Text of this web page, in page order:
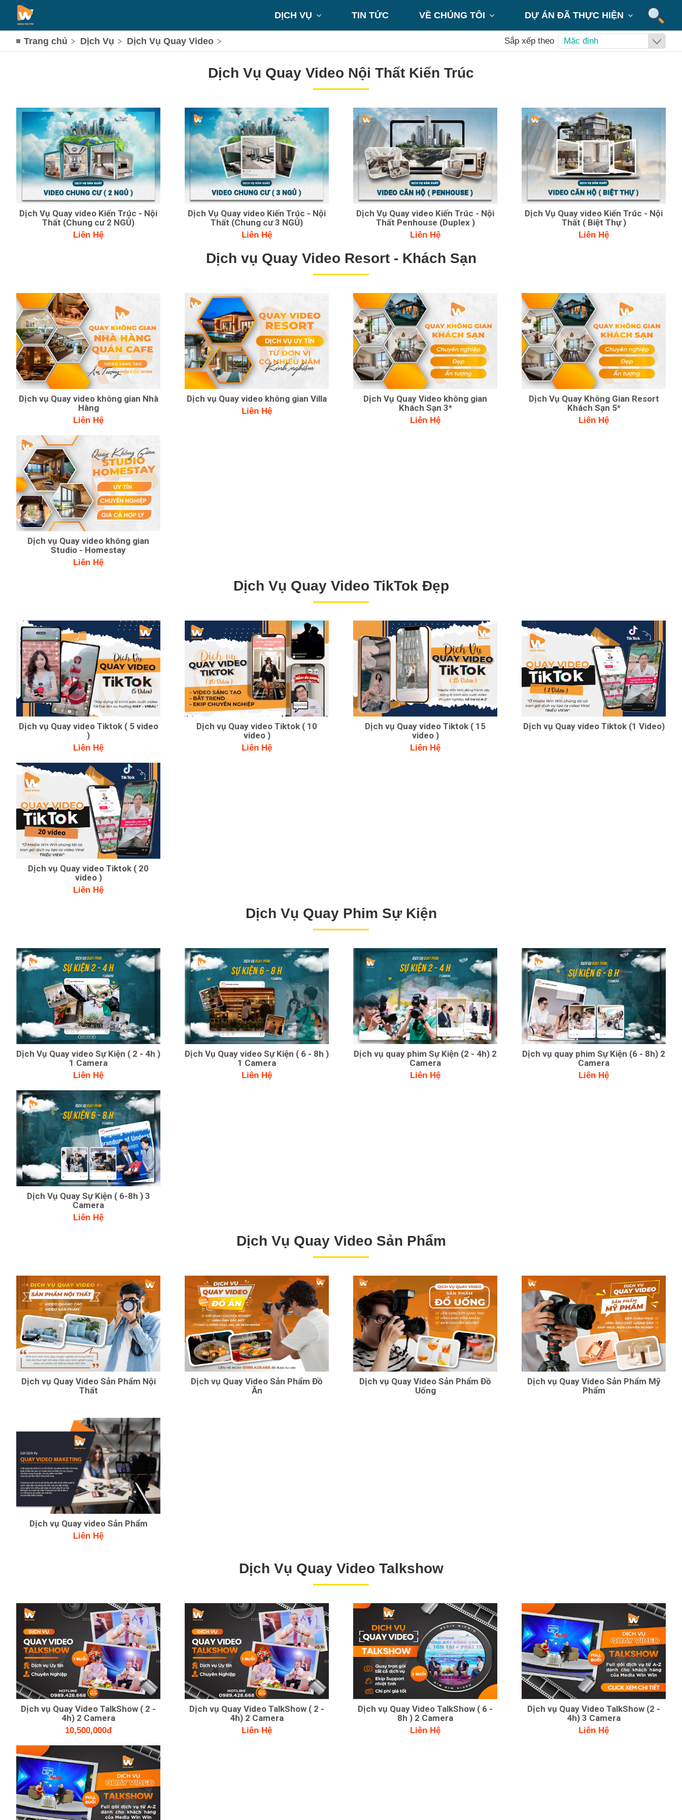
DỰ ÁN ĐÃ THỰC HIỆN 
VỀ CHÚNG TÔI 
TIN TỨC
DỊCH VỤ 
Mặc định
Sắp xếp theo
Trang chủ Dịch Vụ Dịch Vụ Quay Video
Dịch Vụ Quay Video Nội Thất Kiến Trúc
Dịch Vụ Quay video Kiến Trúc - Nội
Thất (Chung cư 2 NGỦ)
Liên Hệ
Dịch Vụ Quay video Kiến Trúc - Nội
Thất (Chung cư 3 NGỦ)
Liên Hệ
Dịch Vụ Quay video Kiến Trúc - Nội
Thất Penhouse (Duplex )
Liên Hệ
Dịch Vụ Quay video Kiến Trúc - Nội
Thất ( Biệt Thự )
Liên Hệ
Dịch vụ Quay Video Resort - Khách Sạn
Dịch vụ Quay video không gian Nhà
Hàng
Liên Hệ
Dịch vụ Quay video không gian Villa
Liên Hệ
Dịch Vụ Quay Video không gian
Khách Sạn 3*
Liên Hệ
Dịch Vụ Quay Không Gian Resort
Khách Sạn 5*
Liên Hệ
Dịch vụ Quay video không gian
Studio - Homestay
Liên Hệ
Dịch Vụ Quay Video TikTok Đẹp
Dịch vụ Quay video Tiktok ( 5 video
)
Liên Hệ
Dịch vụ Quay video Tiktok ( 10
video )
Liên Hệ
Dịch vụ Quay video Tiktok ( 15
video )
Liên Hệ
Dịch vụ Quay video Tiktok (1 Video)
Dịch vụ Quay video Tiktok ( 20
video )
Liên Hệ
Dịch Vụ Quay Phim Sự Kiện
Dịch Vụ Quay video Sự Kiện ( 2 - 4h )
1 Camera
Liên Hệ
Dịch Vụ Quay video Sự Kiện ( 6 - 8h )
1 Camera
Liên Hệ
Dịch vụ quay phim Sự Kiện (2 - 4h) 2
Camera
Liên Hệ
Dịch vụ quay phim Sự Kiện (6 - 8h) 2
Camera
Liên Hệ
Dịch Vụ Quay Sự Kiện ( 6-8h ) 3
Camera
Liên Hệ
Dịch Vụ Quay Video Sản Phẩm
Dịch vụ Quay Video Sản Phẩm Nội
Thất
Dịch vụ Quay Video Sản Phẩm Đồ
Ăn
Dịch vụ Quay Video Sản Phẩm Đồ
Uống
Dịch vụ Quay Video Sản Phẩm Mỹ
Phẩm
Dịch vụ Quay video Sản Phẩm
Liên Hệ
Dịch Vụ Quay Video Talkshow
Dịch vụ Quay Video TalkShow ( 2 -
4h) 2 Camera
10,500,000đ
Dịch vụ Quay Video TalkShow ( 2 -
4h) 2 Camera
Liên Hệ
Dịch vụ Quay Video TalkShow ( 6 -
8h ) 2 Camera
Liên Hệ
Dịch vụ Quay Video TalkShow (2 -
4h) 3 Camera
Liên Hệ